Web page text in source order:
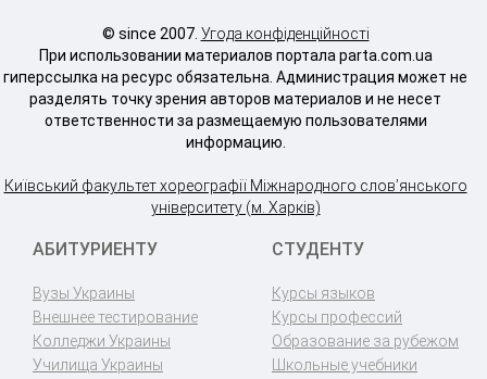
© since 2007. Угода конфіденційності
При использовании материалов портала parta.com.ua
гиперссылка на ресурс обязательна. Администрация может не
разделять точку зрения авторов материалов и не несет
ответственности за размещаемую пользователями
информацию.
Київський факультет хореографії Міжнародного слов’янського
університету (м. Харків)
АБИТУРИЕНТУ
Вузы Украины
Внешнее тестирование
Колледжи Украины
Училища Украины
СТУДЕНТУ
Курсы языков
Курсы профессий
Образование за рубежом
Школьные учебники